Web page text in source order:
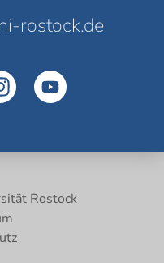
rostock.de
Rostock